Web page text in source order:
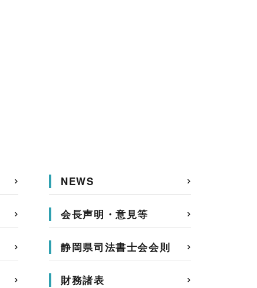
NEWS
会長声明・意見等
静岡県司法書士会会則
財務諸表